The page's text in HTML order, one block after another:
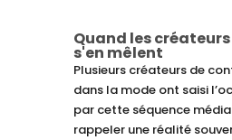
Quand les
s'en mêlent
Plusieurs créateurs de
dans la mode ont saisi
par cette séquence
rappeler une réalité